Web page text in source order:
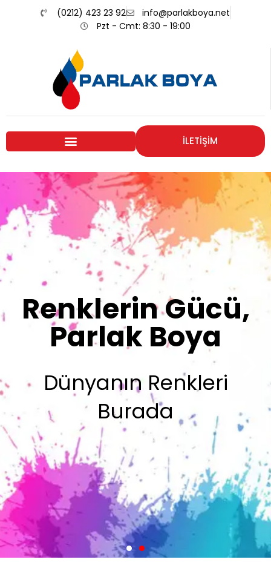
(0212) 423 23 92
info@parlakboya.net
Pzt - Cmt: 8:30 - 19:00
İLETİŞİM
Renklerimiz
Sizin İmzanız
Olsun